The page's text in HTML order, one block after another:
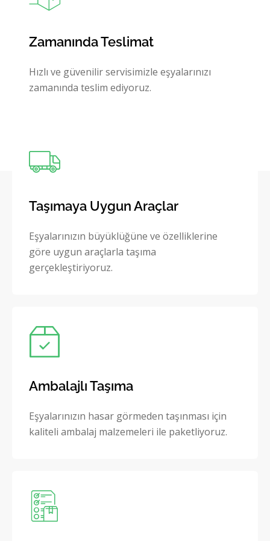
Zamanında Teslimat
Hızlı ve güvenilir servisimizle eşyalarınızı
zamanında teslim ediyoruz.
Taşımaya Uygun Araçlar
Eşyalarınızın büyüklüğüne ve özelliklerine
göre uygun araçlarla taşıma
gerçekleştiriyoruz.
Ambalajlı Taşıma
Eşyalarınızın hasar görmeden taşınması için
kaliteli ambalaj malzemeleri ile paketliyoruz.